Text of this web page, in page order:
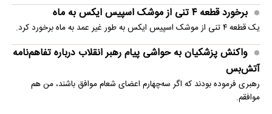
برخورد قطعه ۴ تنی از موشک اسپیس ایکس به ماه
یک قطعه ۴ تنی از موشک اسپیس ایکس به طور غیر عمد به ماه برخورد کرد.
واکنش پزشکیان به حواشی پیام رهبر انقلاب درباره تفاهم‌نامه
آتش‌بس
رهبری فرموده بودند که اگر سه‌چهارم اعضای شعام موافق باشند، من هم
موافقم.